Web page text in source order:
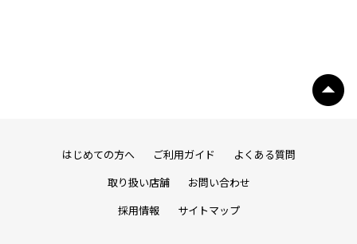
はじめての方へ ご利用ガイド よくある質問
取り扱い店舗 お問い合わせ
採用情報 サイトマップ